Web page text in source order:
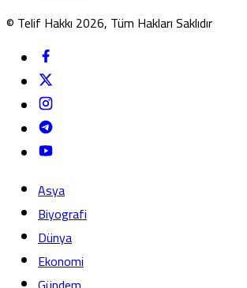
© Telif Hakkı 2026, Tüm Hakları Saklıdır
Asya
Biyografi
Dünya
Ekonomi